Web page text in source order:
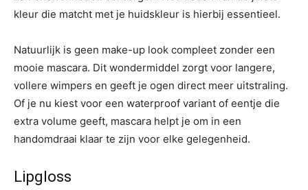
kleur die matcht met je huidskleur is hierbij essentieel.
Natuurlijk is geen make-up look compleet zonder een
mooie mascara. Dit wondermiddel zorgt voor langere,
vollere wimpers en geeft je ogen direct meer uitstraling.
Of je nu kiest voor een waterproof variant of eentje die
extra volume geeft, mascara helpt je om in een
handomdraai klaar te zijn voor elke gelegenheid.
Lipgloss